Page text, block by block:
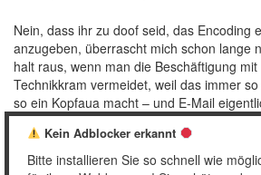
Nein, dass ihr zu doof seid, das Encoding
anzugeben, überrascht mich schon lange
halt raus, wenn man die Beschäftigung
Technikkram vermeidet, weil das immer
so ein Kopfaua macht – und E-Mail
benutzen will. Woher soll man wissen,
Posted in:Mail Tagged:Audi,
Kein Adblocker erkannt
Bitte installieren Sie so schnell wie